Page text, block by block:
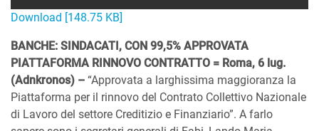
Download [148.75 KB]
BANCHE: SINDACATI, CON 99,5% APPROVATA
PIATTAFORMA RINNOVO CONTRATTO = Roma, 6 lug.
(Adnkronos) – “Approvata a larghissima maggioranza la
Piattaforma per il rinnovo del Contrato Collettivo Nazionale
di Lavoro del settore Creditizio e Finanziario”. A farlo